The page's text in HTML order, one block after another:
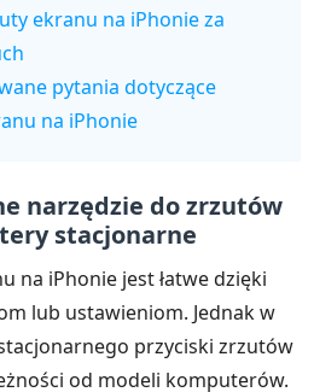
ekranu na iPhonie za
pytania dotyczące
na iPhonie
narzędzie do zrzutów
stacjonarne
na iPhonie jest łatwe dzięki
lub ustawieniom. Jednak w
przyciski zrzutów
od modeli komputerów.